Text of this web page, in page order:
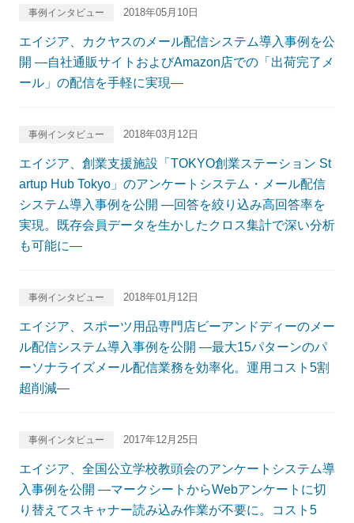
事例インタビュー 2018年05月10日
エイジア、カクヤスのメール配信システム導入事例を公
開 ―自社通販サイトおよびAmazon店での「出荷完了メ
ール」の配信を手軽に実現―
事例インタビュー 2018年03月12日
エイジア、創業支援施設「TOKYO創業ステーション St
artup Hub Tokyo」のアンケートシステム・メール配信
システム導入事例を公開 ―回答を絞り込み高回答率を
実現。既存会員データを生かしたクロス集計で深い分析
も可能に―
事例インタビュー 2018年01月12日
エイジア、スポーツ用品専門店ビーアンドディーのメー
ル配信システム導入事例を公開 ―最大15パターンのパ
ーソナライズメール配信業務を効率化。運用コスト5割
超削減―
事例インタビュー 2017年12月25日
エイジア、全国公立学校教頭会のアンケートシステム導
入事例を公開 ―マークシートからWebアンケートに切
り替えてスキャナー読み込み作業が不要に。コスト5